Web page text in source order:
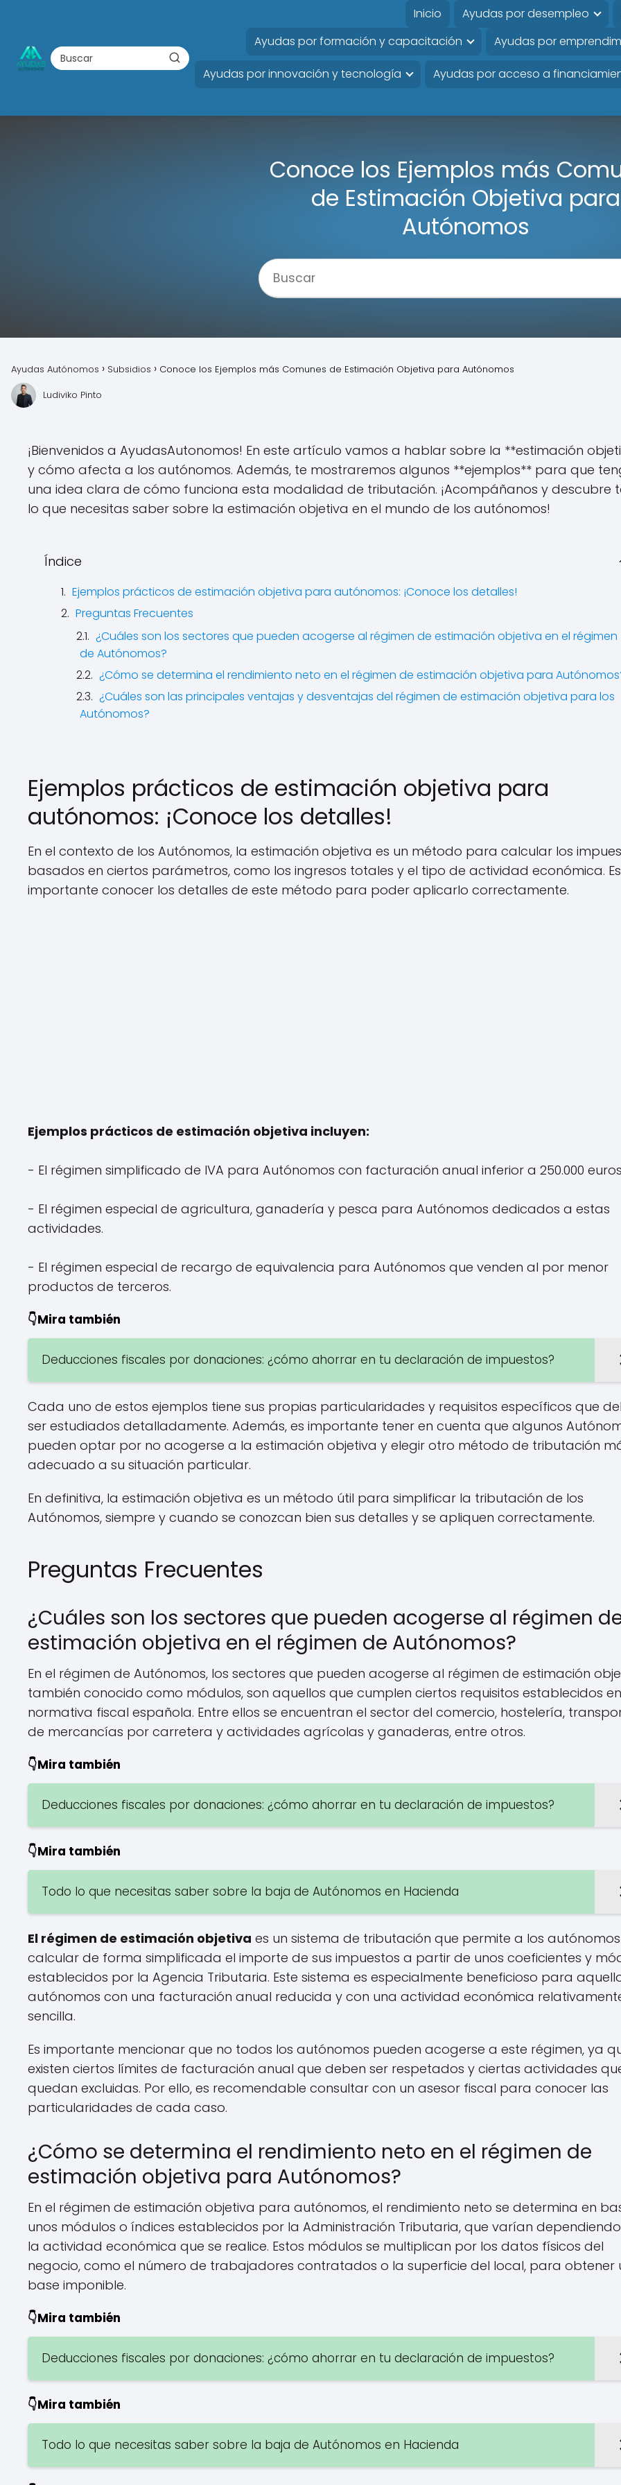
Inicio Ayudas por desempleo
Ayudas por formación y capacitación
Ayudas por
Ayudas por innovación y tecnología Ayudas por acceso a
Conoce los Ejemplos más
de Estimación Objetiva para
Autónomos
Ayudas Autónomos Subsidios
Conoce los Ejemplos más Comunes de Estimación Objetiva para Autónomos
Ludiviko Pinto
¡Bienvenidos a AyudasAutonomos! En este artículo vamos a hablar sobre la **estimación
y cómo afecta a los autónomos. Además, te mostraremos algunos **ejemplos** para que
una idea clara de cómo funciona esta modalidad de tributación. ¡Acompáñanos y descubre
lo que necesitas saber sobre la estimación objetiva en el mundo de los autónomos!
Índice
Ejemplos prácticos de estimación objetiva para autónomos: ¡Conoce los detalles!
Preguntas Frecuentes
¿Cuáles son los sectores que pueden acogerse al régimen de estimación objetiva en el régimen
de Autónomos?
¿Cómo se determina el rendimiento neto en el régimen de estimación objetiva para
¿Cuáles son las principales ventajas y desventajas del régimen de estimación objetiva para los
Autónomos?
Ejemplos prácticos de estimación objetiva para
autónomos: ¡Conoce los detalles!
En el contexto de los Autónomos, la estimación objetiva es un método para calcular los
basados en ciertos parámetros, como los ingresos totales y el tipo de actividad económica. Es
importante conocer los detalles de este método para poder aplicarlo correctamente.
Ejemplos prácticos de estimación objetiva incluyen:
- El régimen simplificado de IVA para Autónomos con facturación anual inferior a 250.000
- El régimen especial de agricultura, ganadería y pesca para Autónomos dedicados a estas
actividades.
- El régimen especial de recargo de equivalencia para Autónomos que venden al por menor
productos de terceros.
👇Mira también
Deducciones fiscales por donaciones: ¿cómo ahorrar en tu declaración de impuestos?
Cada uno de estos ejemplos tiene sus propias particularidades y requisitos específicos que
ser estudiados detalladamente. Además, es importante tener en cuenta que algunos
pueden optar por no acogerse a la estimación objetiva y elegir otro método de tributación
adecuado a su situación particular.
En definitiva, la estimación objetiva es un método útil para simplificar la tributación de los
Autónomos, siempre y cuando se conozcan bien sus detalles y se apliquen correctamente.
Preguntas Frecuentes
¿Cuáles son los sectores que pueden acogerse al régimen
estimación objetiva en el régimen de Autónomos?
En el régimen de Autónomos, los sectores que pueden acogerse al régimen de estimación
también conocido como módulos, son aquellos que cumplen ciertos requisitos establecidos
normativa fiscal española. Entre ellos se encuentran el sector del comercio, hostelería,
de mercancías por carretera y actividades agrícolas y ganaderas, entre otros.
👇Mira también
Deducciones fiscales por donaciones: ¿cómo ahorrar en tu declaración de impuestos?
👇Mira también
Todo lo que necesitas saber sobre la baja de Autónomos en Hacienda
El régimen de estimación objetiva es un sistema de tributación que permite a los autónomos
calcular de forma simplificada el importe de sus impuestos a partir de unos coeficientes y
establecidos por la Agencia Tributaria. Este sistema es especialmente beneficioso para
autónomos con una facturación anual reducida y con una actividad económica
sencilla.
Es importante mencionar que no todos los autónomos pueden acogerse a este régimen, ya
existen ciertos límites de facturación anual que deben ser respetados y ciertas actividades
quedan excluidas. Por ello, es recomendable consultar con un asesor fiscal para conocer las
particularidades de cada caso.
¿Cómo se determina el rendimiento neto en el régimen de
estimación objetiva para Autónomos?
En el régimen de estimación objetiva para autónomos, el rendimiento neto se determina en
unos módulos o índices establecidos por la Administración Tributaria, que varían
la actividad económica que se realice. Estos módulos se multiplican por los datos físicos del
negocio, como el número de trabajadores contratados o la superficie del local, para obtener
base imponible.
👇Mira también
Deducciones fiscales por donaciones: ¿cómo ahorrar en tu declaración de impuestos?
👇Mira también
Todo lo que necesitas saber sobre la baja de Autónomos en Hacienda